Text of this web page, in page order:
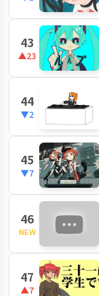
43
▲23
44
▼2
45
▼7
46
NEW
47
▲7